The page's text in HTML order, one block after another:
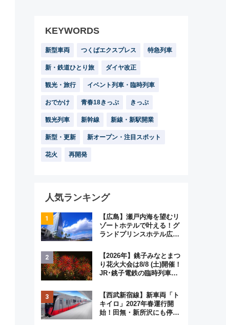
KEYWORDS
新型車両 つくばエクスプレス 特急列車
新・鉄道ひとり旅 ダイヤ改正
観光・旅行 イベント列車・臨時列車
おでかけ 青春18きっぷ きっぷ
観光列車 新幹線 新線・新駅開業
新型・更新 新オープン・注目スポット
花火 再開発
人気ランキング
【広島】瀬戸内海を望むリ
ゾートホテルで叶える！グ
ランドプリンスホテル広島
ジュアルパーティープラン
【2026年】銚子みなとまつ
り花火大会は8/8 (土)開催！
JR･銚子電鉄の臨時列車や
く8,000発の大迫力＆屋台
を満喫
【西武新宿線】新車両「ト
キイロ」2027年春運行開
始！田無・新所沢にも停